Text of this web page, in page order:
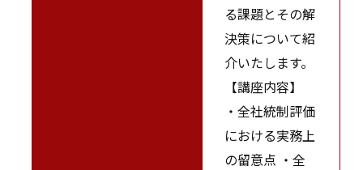
る課題とその解
決策について紹
介いたします。
【講座内容】
・全社統制評価
における実務上
の留意点 ・全